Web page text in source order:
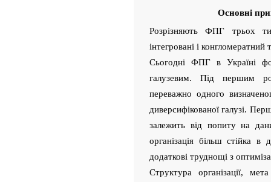
Основні
Розрізняють ФПГ трьох
інтегровані і конгломератний
Сьогодні ФПГ в Україні
галузевим. Під першим
переважно одного
диверсифікованої галузі.
залежить від попиту на
організація більш стійка в
додаткові труднощі з
Структура організації,